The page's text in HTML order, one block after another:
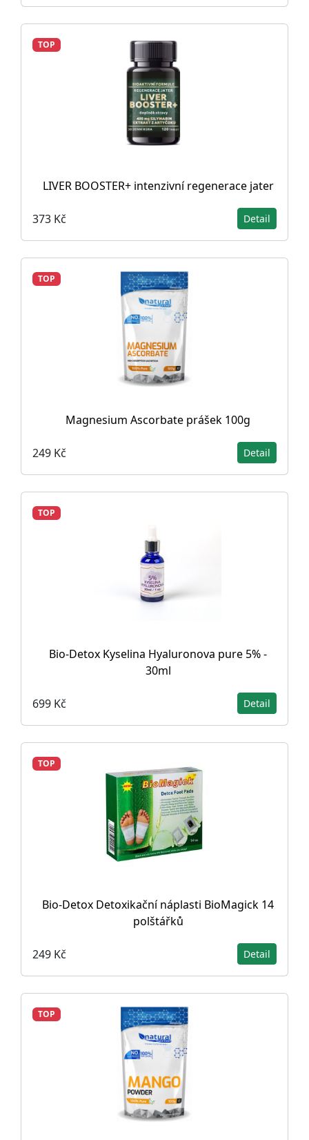
TOP
LIVER BOOSTER+ intenzivní regenerace jater
373 Kč Detail
TOP
Magnesium Ascorbate prášek 100g
249 Kč Detail
TOP
Bio-Detox Kyselina Hyaluronova pure 5% -
30ml
699 Kč Detail
TOP
Bio-Detox Detoxikační náplasti BioMagick 14
polštářků
249 Kč Detail
TOP